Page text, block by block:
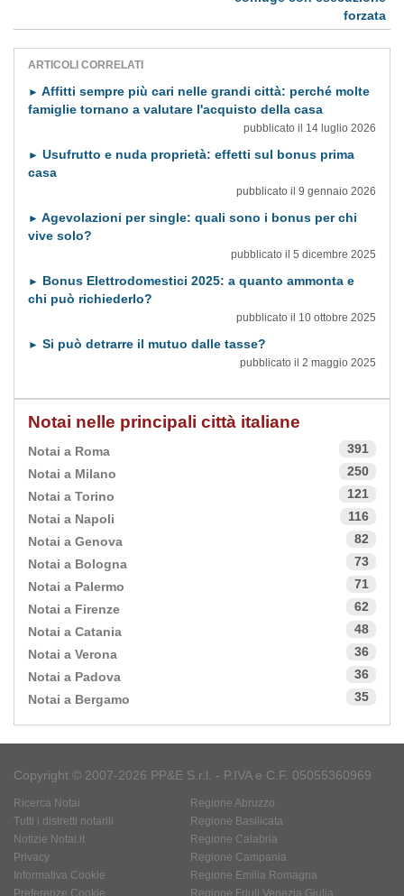
forzata
ARTICOLI CORRELATI
► Affitti sempre più cari nelle grandi città: perché molte
famiglie tornano a valutare l'acquisto della casa
pubblicato il 14 luglio 2026
► Usufrutto e nuda proprietà: effetti sul bonus prima
casa
pubblicato il 9 gennaio 2026
► Agevolazioni per single: quali sono i bonus per chi
vive solo?
pubblicato il 5 dicembre 2025
► Bonus Elettrodomestici 2025: a quanto ammonta e
chi può richiederlo?
pubblicato il 10 ottobre 2025
► Si può detrarre il mutuo dalle tasse?
pubblicato il 2 maggio 2025
Notai nelle principali città italiane
Notai a Roma
391
Notai a Milano
250
Notai a Torino
121
Notai a Napoli
116
Notai a Genova
82
Notai a Bologna
73
Notai a Palermo
71
Notai a Firenze
62
Notai a Catania
48
Notai a Verona
36
Notai a Padova
36
Notai a Bergamo
35
Copyright © 2007-2026 PP&E S.r.l. - P.IVA e C.F. 05055360969
Ricerca Notai
Tutti i distretti notarili
Notizie Notai.it
Privacy
Informativa Cookie
Preferenze Cookie
Regione Abruzzo
Regione Basilicata
Regione Calabria
Regione Campania
Regione Emilia Romagna
Regione Friuli Venezia Giulia